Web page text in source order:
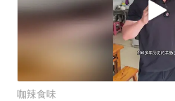
咖辣食味